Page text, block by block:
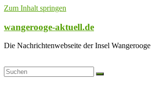
Zum Inhalt springen
wangerooge-aktuell.de
Die Nachrichtenwebseite der Insel Wangerooge